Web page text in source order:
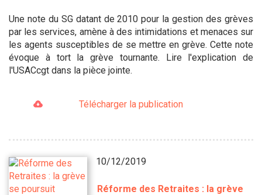
Une note du SG datant de 2010 pour la gestion des grèves
par les services, amène à des intimidations et menaces sur
les agents susceptibles de se mettre en grève. Cette note
évoque à tort la grève tournante. Lire l'explication de
l'USACcgt dans la pièce jointe.
Télécharger la publication
10/12/2019
Réforme des Retraites : la grève